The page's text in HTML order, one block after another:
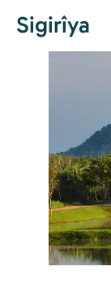
Sigirîya